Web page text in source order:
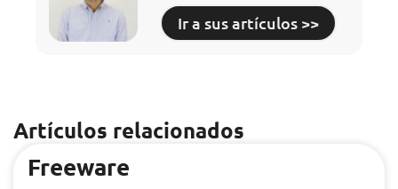
Ir a sus artículos >>
Artículos relacionados
Freeware